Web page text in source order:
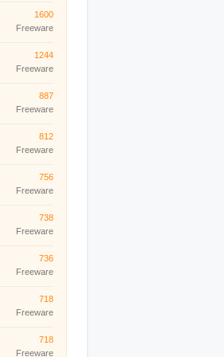
1600
Freeware
1244
Freeware
887
Freeware
812
Freeware
756
Freeware
738
Freeware
736
Freeware
718
Freeware
718
Freeware